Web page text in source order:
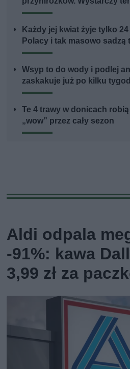
Każdy jej kwiat żyje tylko
Polacy i tak masowo sadzą
Wsyp to do wody i podlej
zaskakuje już po kilku
Te 4 trawy w donicach
„wow” przez cały sezon
Aldi odpala
-91%: kawa
3,99 zł za